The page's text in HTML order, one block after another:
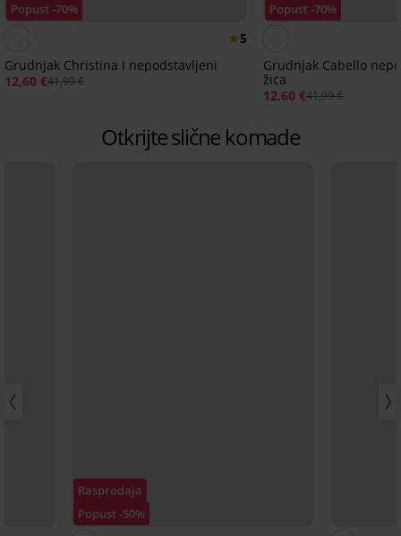
Popust -70%
5
Grudnjak Christina I nepodstavljeni
12,60 €41,99 €
Popust -70%
Grudnjak Cabello
žica
12,60 €41,99 €
Otkrijte slične komade
Rasprodaja
Popust -50%